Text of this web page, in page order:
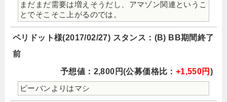
まだまだ需要は増えそうだし、アマゾン関連というこ
とでそこそこ上がるのでは。
ペリドット様(2017/02/27) スタンス：(B) BB期間終了
前
予想値：2,800円(公募価格比： +1,550円 )
ピーバンよりはマシ